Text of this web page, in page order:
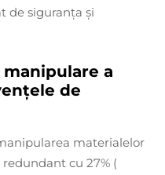
de siguranța și
a
de
materialelor
cu 27% (